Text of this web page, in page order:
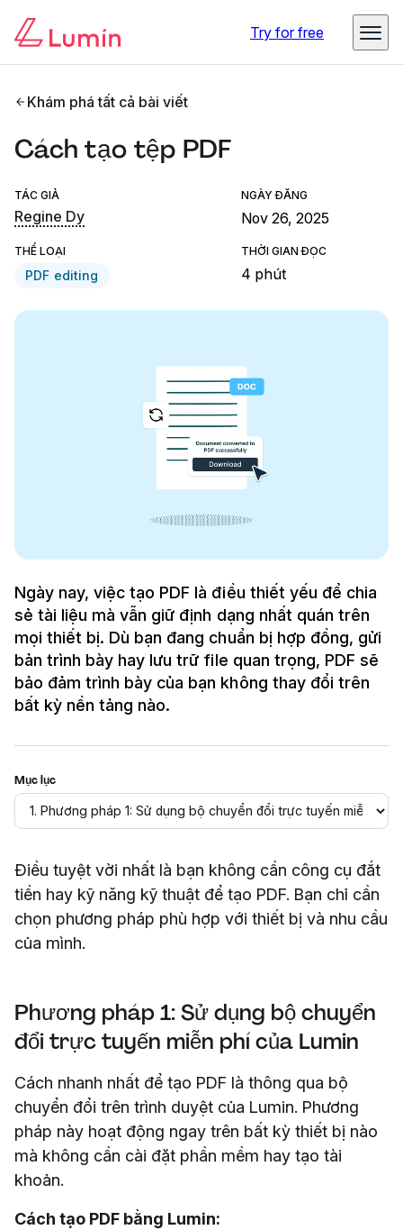
Try for free
Khám phá tất cả bài viết
Cách tạo tệp PDF
TÁC GIẢ
Regine Dy
NGÀY ĐĂNG
Nov 26, 2025
THỂ LOẠI
PDF editing
THỜI GIAN ĐỌC
4 phút
Ngày nay, việc tạo PDF là điều thiết yếu để chia
sẻ tài liệu mà vẫn giữ định dạng nhất quán trên
mọi thiết bị. Dù bạn đang chuẩn bị hợp đồng, gửi
bản trình bày hay lưu trữ file quan trọng, PDF sẽ
bảo đảm trình bày của bạn không thay đổi trên
bất kỳ nền tảng nào.
Mục lục
Điều tuyệt vời nhất là bạn không cần công cụ đắt
tiền hay kỹ năng kỹ thuật để tạo PDF. Bạn chỉ cần
chọn phương pháp phù hợp với thiết bị và nhu cầu
của mình.
Phương pháp 1: Sử dụng bộ chuyển
đổi trực tuyến miễn phí của Lumin
Cách nhanh nhất để tạo PDF là thông qua bộ
chuyển đổi trên trình duyệt của Lumin. Phương
pháp này hoạt động ngay trên bất kỳ thiết bị nào
mà không cần cài đặt phần mềm hay tạo tài
khoản.
Cách tạo PDF bằng Lumin: